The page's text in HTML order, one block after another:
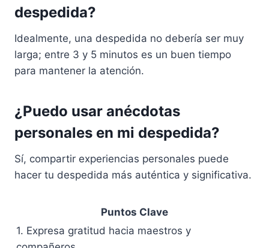
despedida?
Idealmente, una despedida no debería ser muy
larga; entre 3 y 5 minutos es un buen tiempo
para mantener la atención.
¿Puedo usar anécdotas
personales en mi despedida?
Sí, compartir experiencias personales puede
hacer tu despedida más auténtica y significativa.
Puntos Clave
1. Expresa gratitud hacia maestros y